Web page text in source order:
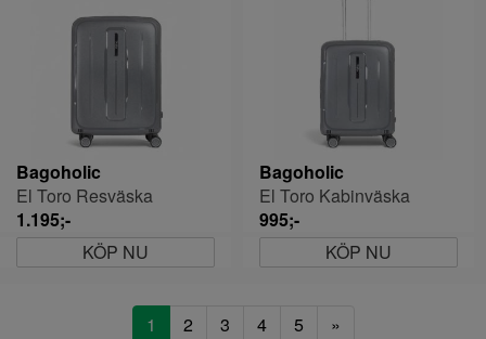
Bagoholic
El Toro Resväska
1.195;-
KÖP NU
Bagoholic
El Toro Kabinväska
995;-
KÖP NU
1 2 3 4 5 »